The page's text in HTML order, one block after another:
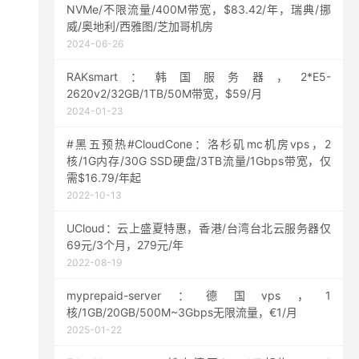
NVMe/不限流量/400M带宽，$83.42/年，瑞典/挪
威/奥地利/西雅图/芝加哥机房
2024-06-26
RAKsmart：韩国服务器，2*E5-
2620v2/32GB/1TB/50M带宽，$59/月
2024-01-23
#黑五预热#CloudCone：洛杉矶mc机房vps，2
核/1G内存/30G SSD硬盘/3TB流量/1Gbps带宽，仅
需$16.79/年起
2022-10-13
UCloud：云上盛夏特惠，香港/台湾台北云服务器仅
69元/3个月，279元/年
2022-08-19
myprepaid-server：德国vps，1
核/1GB/20GB/500M~3Gbps无限流量，€1/月
2025-01-22